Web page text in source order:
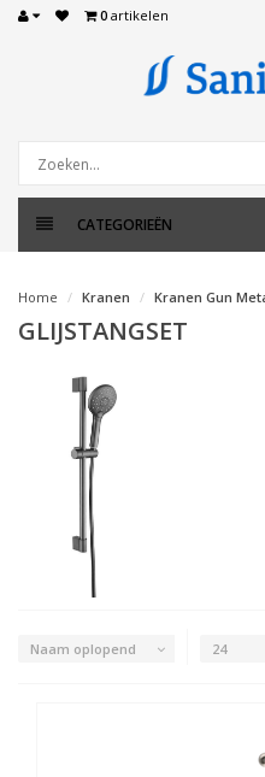
0 artikelen
CATEGORIEËN
Home Kranen Kranen Gun
GLIJSTANGSET
Naam oplopend 24